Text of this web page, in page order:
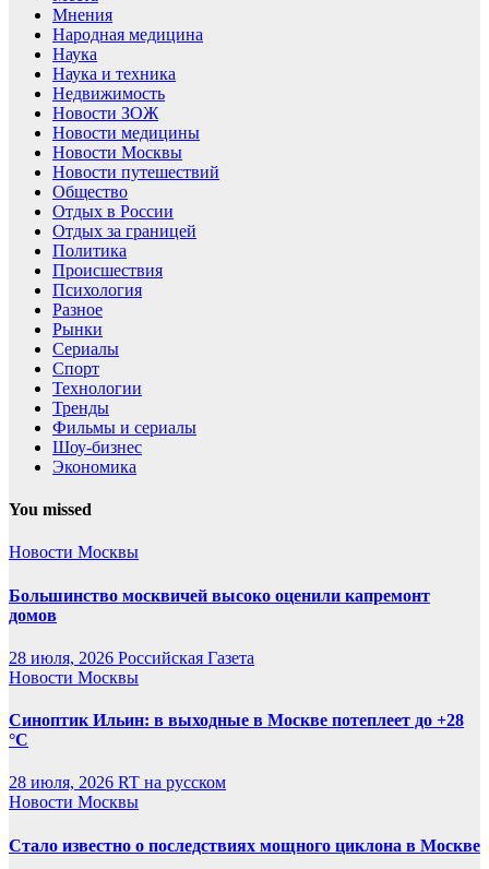
Мнения
Народная медицина
Наука
Наука и техника
Недвижимость
Новости ЗОЖ
Новости медицины
Новости Москвы
Новости путешествий
Общество
Отдых в России
Отдых за границей
Политика
Происшествия
Психология
Разное
Рынки
Сериалы
Спорт
Технологии
Тренды
Фильмы и сериалы
Шоу-бизнес
Экономика
You missed
Новости Москвы
Большинство москвичей высоко оценили капремонт
домов
28 июля, 2026 Российская Газета
Новости Москвы
Синоптик Ильин: в выходные в Москве потеплеет до +28
°C
28 июля, 2026 RT на русском
Новости Москвы
Стало известно о последствиях мощного циклона в Москве